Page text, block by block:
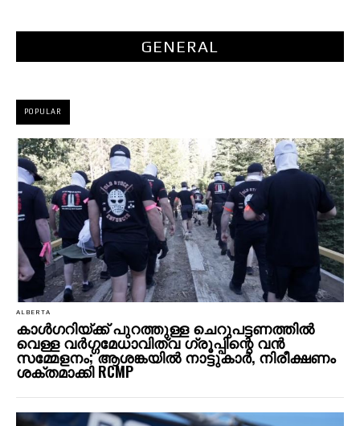
GENERAL
POPULAR
ALBERTA
കാൾഗറിയ്ക്ക് പുറത്തുള്ള ചെറുപട്ടണത്തിൽ
വെള്ള വർഗ്ഗമേധാവിത്വ ഗ്രൂപ്പിന്റെ വൻ
സമ്മേളനം; ആശങ്കയിൽ നാട്ടുകാർ, നിരീക്ഷണം
ശക്തമാക്കി RCMP